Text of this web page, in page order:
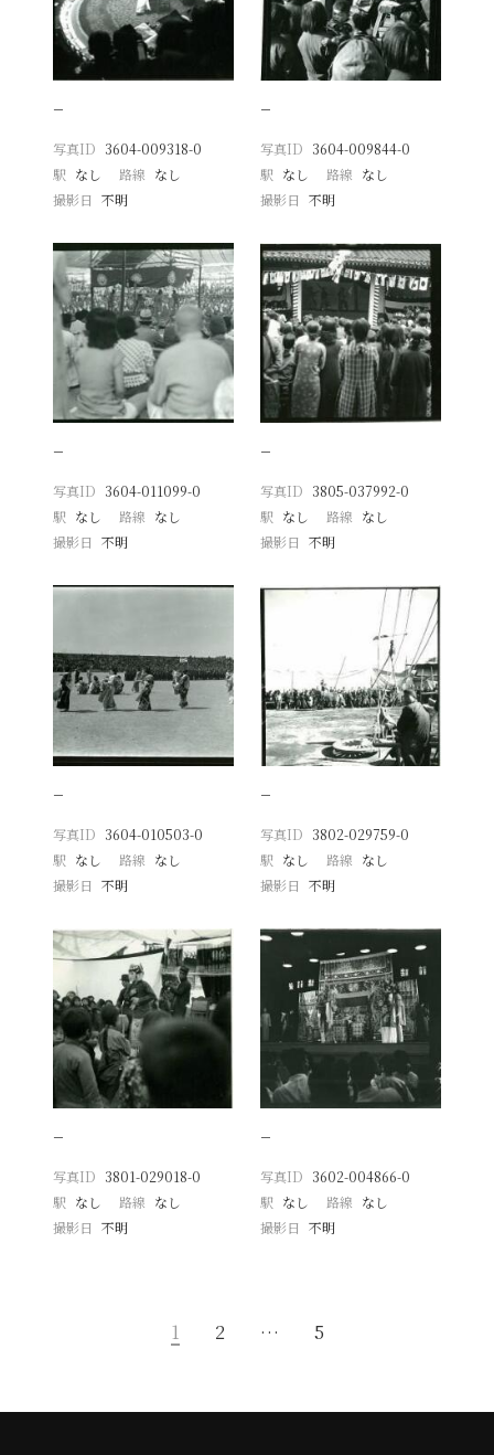
−
写真ID 3604-009318-0
駅 なし 路線 なし
撮影日
不明
−
写真ID 3604-009844-0
駅 なし 路線 なし
撮影日 不明
−
写真ID 3604-011099-0
駅 なし 路線 なし
撮影日
不明
−
写真ID 3805-037992-0
駅 なし 路線 なし
撮影日 不明
−
写真ID 3604-010503-0
駅 なし 路線 なし
撮影日
不明
−
写真ID 3802-029759-0
駅 なし 路線 なし
撮影日 不明
−
写真ID 3801-029018-0
駅 なし 路線 なし
撮影日
不明
−
写真ID 3602-004866-0
駅 なし 路線 なし
撮影日 不明
1 2 … 5